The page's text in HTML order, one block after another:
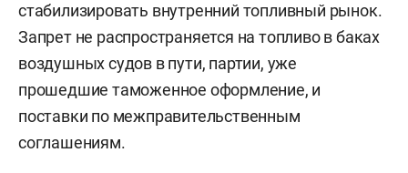
стабилизировать внутренний топливный рынок.
Запрет не распространяется на топливо в баках
воздушных судов в пути, партии, уже
прошедшие таможенное оформление, и
поставки по межправительственным
соглашениям.